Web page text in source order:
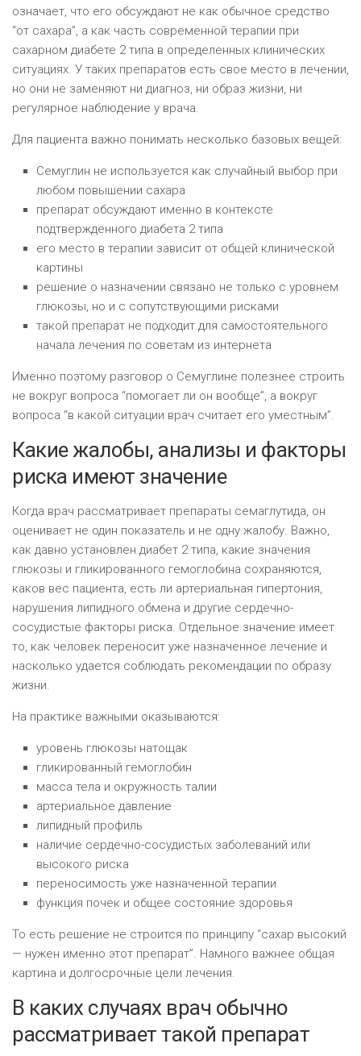
означает, что его обсуждают не как обычное средство
“от сахара”, а как часть современной терапии при
сахарном диабете 2 типа в определенных клинических
ситуациях. У таких препаратов есть свое место в лечении,
но они не заменяют ни диагноз, ни образ жизни, ни
регулярное наблюдение у врача.
Для пациента важно понимать несколько базовых вещей:
Семуглин не используется как случайный выбор при
любом повышении сахара
препарат обсуждают именно в контексте
подтвержденного диабета 2 типа
его место в терапии зависит от общей клинической
картины
решение о назначении связано не только с уровнем
глюкозы, но и с сопутствующими рисками
такой препарат не подходит для самостоятельного
начала лечения по советам из интернета
Именно поэтому разговор о Семуглине полезнее строить
не вокруг вопроса “помогает ли он вообще”, а вокруг
вопроса “в какой ситуации врач считает его уместным”.
Какие жалобы, анализы и факторы
риска имеют значение
Когда врач рассматривает препараты семаглутида, он
оценивает не один показатель и не одну жалобу. Важно,
как давно установлен диабет 2 типа, какие значения
глюкозы и гликированного гемоглобина сохраняются,
каков вес пациента, есть ли артериальная гипертония,
нарушения липидного обмена и другие сердечно-
сосудистые факторы риска. Отдельное значение имеет
то, как человек переносит уже назначенное лечение и
насколько удается соблюдать рекомендации по образу
жизни.
На практике важными оказываются:
уровень глюкозы натощак
гликированный гемоглобин
масса тела и окружность талии
артериальное давление
липидный профиль
наличие сердечно-сосудистых заболеваний или
высокого риска
переносимость уже назначенной терапии
функция почек и общее состояние здоровья
То есть решение не строится по принципу “сахар высокий
— нужен именно этот препарат”. Намного важнее общая
картина и долгосрочные цели лечения.
В каких случаях врач обычно
рассматривает такой препарат